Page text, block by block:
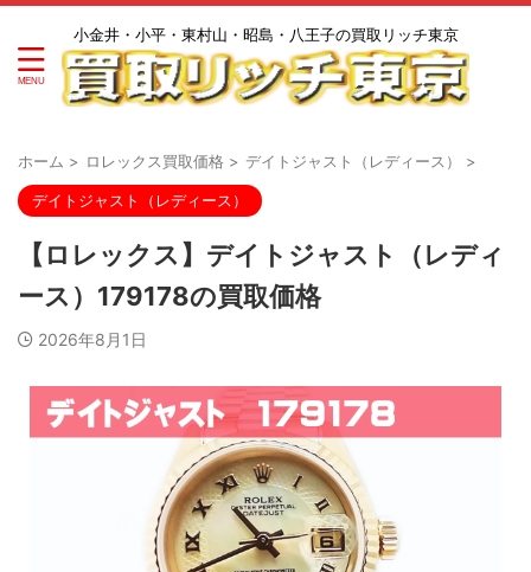
小金井・小平・東村山・昭島・八王子の買取リッチ東京
ホーム > ロレックス買取価格 > デイトジャスト（レディース） >
デイトジャスト（レディース）
【ロレックス】デイトジャスト（レディ
ース）179178の買取価格
2026年8月1日